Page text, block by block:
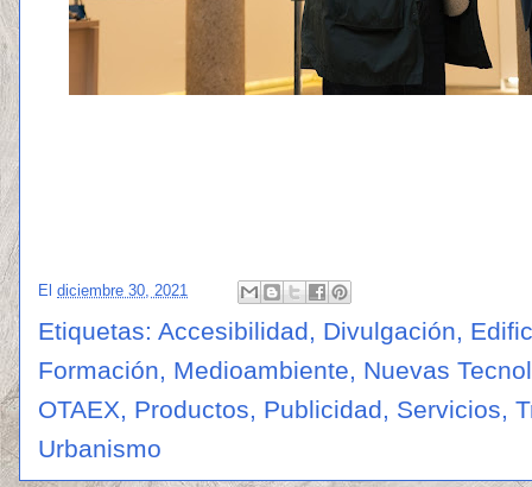
El diciembre 30, 2021
Etiquetas: Accesibilidad, Divulgación,
Formación, Medioambiente, Nuevas
OTAEX, Productos, Publicidad, Servicios,
Urbanismo